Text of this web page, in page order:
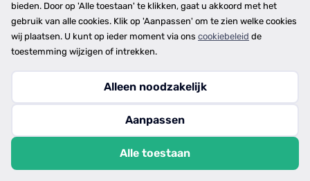
Overzichten
Plaatsen
Provincies
Copyright © 2026
privacy- en cookiebeleid
bieden. Door op 'Alle toestaan' te klikken, gaat u akkoord met het
gebruik van alle cookies. Klik op 'Aanpassen' om te zien welke cookies
wij plaatsen. U kunt op ieder moment via ons cookiebeleid de
toestemming wijzigen of intrekken.
Alleen noodzakelijk
Aanpassen
Alle toestaan